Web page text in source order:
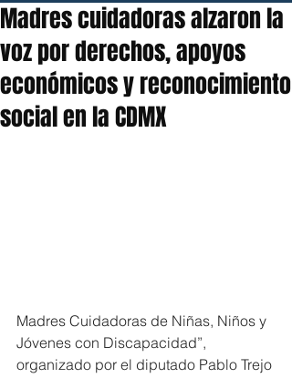
Madres cuidadoras alzaron la
voz por derechos, apoyos
económicos y reconocimiento
social en la CDMX
Madres Cuidadoras de Niñas, Niños y
Jóvenes con Discapacidad”,
organizado por el diputado Pablo Trejo